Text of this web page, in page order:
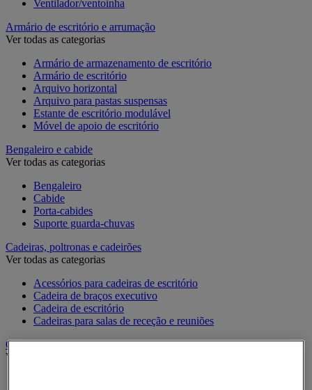
Ventilador/ventoinha
Armário de escritório e arrumação
Ver todas as categorias
Armário de armazenamento de escritório
Armário de escritório
Arquivo horizontal
Arquivo para pastas suspensas
Estante de escritório modulável
Móvel de apoio de escritório
Bengaleiro e cabide
Ver todas as categorias
Bengaleiro
Cabide
Porta-cabides
Suporte guarda-chuvas
Cadeiras, poltronas e cadeirões
Ver todas as categorias
Acessórios para cadeiras de escritório
Cadeira de braços executivo
Cadeira de escritório
Cadeiras para salas de receção e reuniões
Candeeiro
Ver todas as categorias